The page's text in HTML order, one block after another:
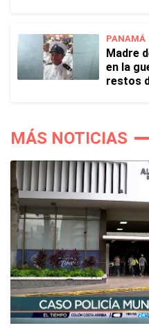
PANAMÁ
Madre
en la
restos
MÁS NOTICIAS